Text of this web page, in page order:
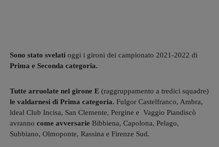
Sono stato svelati oggi i gironi dei campionato 2021-2022 di
Prima e Seconda categoria.
Tutte arruolate nel girone E (raggruppamento a tredici squadre)
le valdarnesi di Prima categoria. Fulgor Castelfranco, Ambra,
ldeal Club Incisa, San Clemente, Pergine e Vaggio Piandiscò
avranno come avversarie Bibbiena, Capolona, Pelago,
Subbiano, Olmoponte, Rassina e Firenze Sud.